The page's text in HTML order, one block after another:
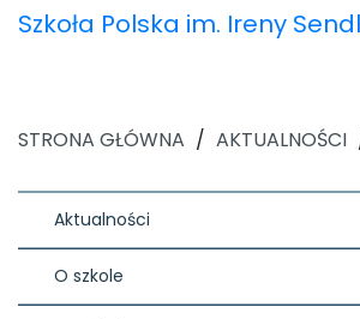
Szkoła Polska im. Ireny
STRONA GŁÓWNA / AKTUALNOŚCI
Aktualności
O szkole